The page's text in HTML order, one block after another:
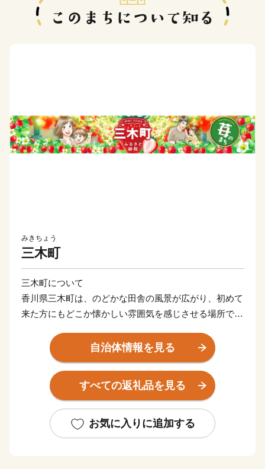
みきちょう
三木町
三木町について
香川県三木町は、のどかな田舎の風景が広がり、初めて
来た方にもどこか懐かしい雰囲気を感じさせる場所で
田舎だけれど田舎じゃない。そんな我が町の夢は「子育
て日本一のまち」をつくること。
知名度もない、予算も少ない町ですが、本気で挑戦する
『三木町』に、あたたかいご支援をお願いいたします。
まずは、ふるさと納税の返礼品を通じて、そしていつか
実際に訪れて。
自治体情報を見る
すべての返礼品を見る
お気に入りに追加する